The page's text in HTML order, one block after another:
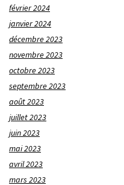
février 2024
janvier 2024
décembre 2023
novembre 2023
octobre 2023
septembre 2023
août 2023
juillet 2023
juin 2023
mai 2023
avril 2023
mars 2023